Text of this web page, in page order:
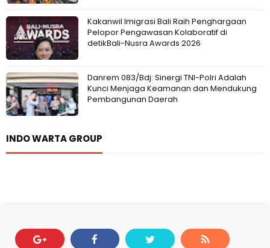
Kakanwil Imigrasi Bali Raih Penghargaan
Pelopor Pengawasan Kolaboratif di
detikBali-Nusra Awards 2026
Danrem 083/Bdj: Sinergi TNI-Polri Adalah
Kunci Menjaga Keamanan dan Mendukung
Pembangunan Daerah
INDO WARTA GROUP